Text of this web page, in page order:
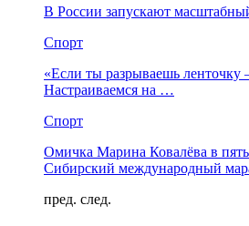
В России запускают
Спорт
«Если ты разрываешь
Настраиваемся на …
Спорт
Омичка Марина Ковалёва в
Сибирский международный
пред. след.